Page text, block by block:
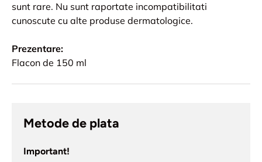
sunt rare. Nu sunt raportate incompatibilitati
cunoscute cu alte produse dermatologice.
Prezentare:
Flacon de 150 ml
Metode de plata
Important!